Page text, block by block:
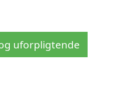
uforpligtende